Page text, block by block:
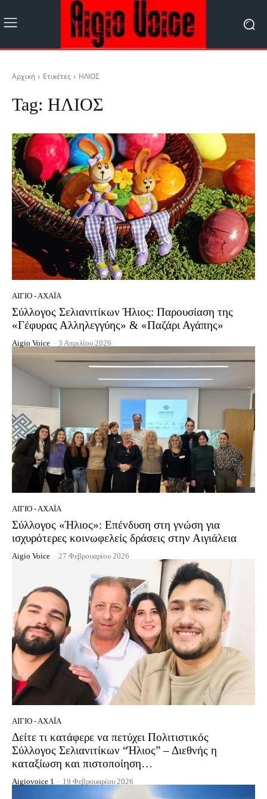
Αρχική Ετικέτες ΗΛΙΟΣ
Tag: ΗΛΙΟΣ
ΑΊΓΙΟ - ΑΧΑΪ́Α
Σύλλογος Σελιανιτίκων Ήλιος: Παρουσίαση της
«Γέφυρας Αλληλεγγύης» & «Παζάρι Αγάπης»
Aigio Voice - 3 Απριλίου 2026
ΑΊΓΙΟ - ΑΧΑΪ́Α
Σύλλογος «Ήλιος»: Επένδυση στη γνώση για
ισχυρότερες κοινωφελείς δράσεις στην Αιγιάλεια
Aigio Voice - 27 Φεβρουαρίου 2026
ΑΊΓΙΟ - ΑΧΑΪ́Α
Δείτε τι κατάφερε να πετύχει Πολιτιστικός
Σύλλογος Σελιανιτίκων “Ήλιος” – Διεθνής η
καταξίωση και πιστοποίηση…
Aigiovoice 1 - 19 Φεβρουαρίου 2026